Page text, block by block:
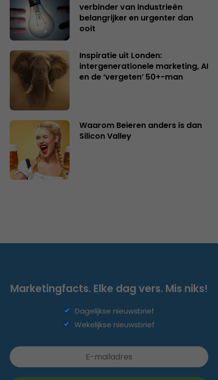
verbinder van industrieën
belangrijker en urgenter dan
ooit
Inspiratie uit Londen:
intergenerationele marketing, AI
en de ‘vergeten’ 50+-man
Waarom Beieren anders is dan
Silicon Valley
Marketingfacts. Elke dag vers. Mis niks!
Dagelijkse nieuwsbrief
Wekelijkse nieuwsbrief